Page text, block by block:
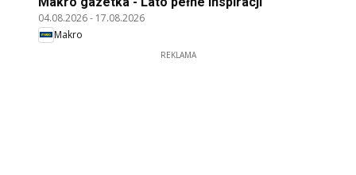
04.08.2026- 17.08.2026
Makro
REKLAMA